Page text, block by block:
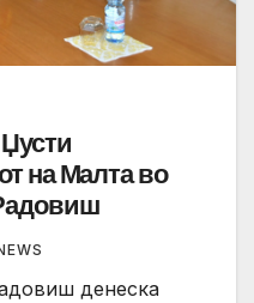
на Малта во
денеска